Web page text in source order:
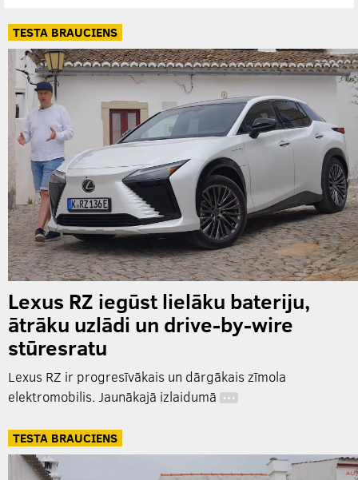
TESTA BRAUCIENS
Lexus RZ iegūst lielāku bateriju,
ātrāku uzlādi un drive-by-wire
stūresratu
Lexus RZ ir progresīvākais un dārgākais zīmola
elektromobilis. Jaunākajā izlaidumā …
TESTA BRAUCIENS